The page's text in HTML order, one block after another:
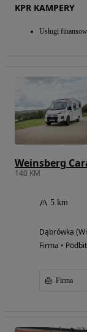
KPR KAMPERY
Usługi
140 KM
5 km
Dąbrówka
Firma •
Firma